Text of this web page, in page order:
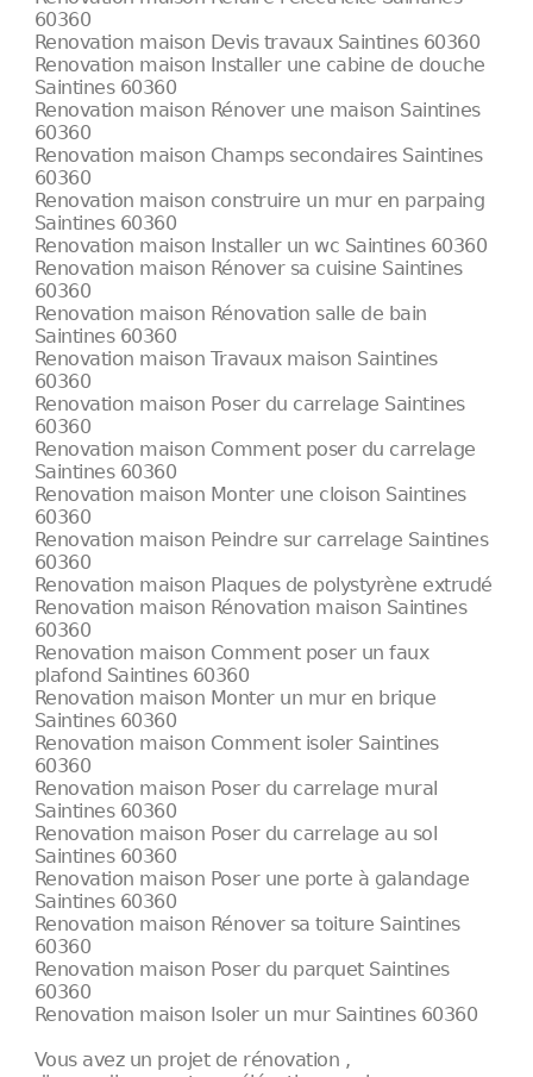
60360
Renovation maison Devis travaux Saintines 60360
Renovation maison Installer une cabine de douche
Saintines 60360
Renovation maison Rénover une maison Saintines
60360
Renovation maison Champs secondaires Saintines
60360
Renovation maison construire un mur en parpaing
Saintines 60360
Renovation maison Installer un wc Saintines 60360
Renovation maison Rénover sa cuisine Saintines
60360
Renovation maison Rénovation salle de bain
Saintines 60360
Renovation maison Travaux maison Saintines
60360
Renovation maison Poser du carrelage Saintines
60360
Renovation maison Comment poser du carrelage
Saintines 60360
Renovation maison Monter une cloison Saintines
60360
Renovation maison Peindre sur carrelage Saintines
60360
Renovation maison Plaques de polystyrène extrudé
Renovation maison Rénovation maison Saintines
60360
Renovation maison Comment poser un faux
plafond Saintines 60360
Renovation maison Monter un mur en brique
Saintines 60360
Renovation maison Comment isoler Saintines
60360
Renovation maison Poser du carrelage mural
Saintines 60360
Renovation maison Poser du carrelage au sol
Saintines 60360
Renovation maison Poser une porte à galandage
Saintines 60360
Renovation maison Rénover sa toiture Saintines
60360
Renovation maison Poser du parquet Saintines
60360
Renovation maison Isoler un mur Saintines 60360
Vous avez un projet de rénovation ,